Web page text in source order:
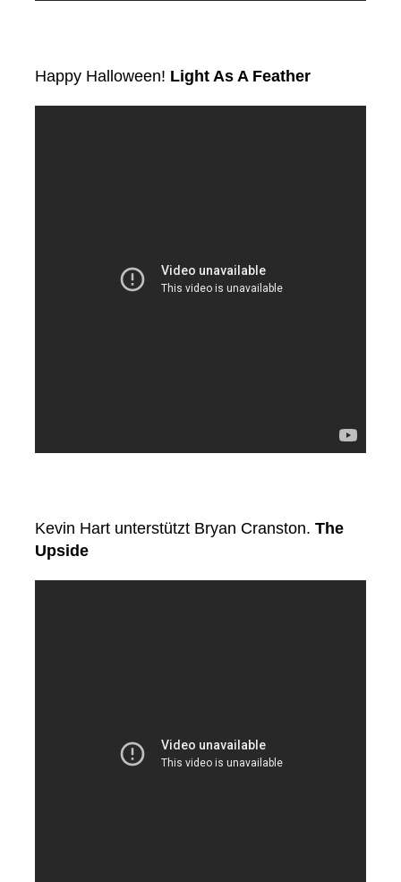
Happy Halloween! Light As A Feather
Kevin Hart unterstützt Bryan Cranston. The
Upside